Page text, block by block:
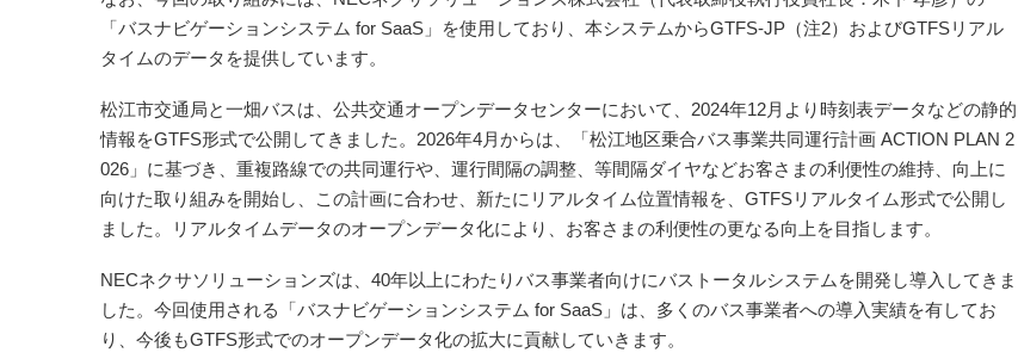
「バスナビゲーションシステム for SaaS」を使用しており、本システムからGTFS-JP（注2）およびGTFSリアル
タイムのデータを提供しています。
松江市交通局と一畑バスは、公共交通オープンデータセンターにおいて、2024年12月より時刻表データなどの静的
情報をGTFS形式で公開してきました。2026年4月からは、「松江地区乗合バス事業共同運行計画 ACTION PLAN 2
026」に基づき、重複路線での共同運行や、運行間隔の調整、等間隔ダイヤなどお客さまの利便性の維持、向上に
向けた取り組みを開始し、この計画に合わせ、新たにリアルタイム位置情報を、GTFSリアルタイム形式で公開し
ました。リアルタイムデータのオープンデータ化により、お客さまの利便性の更なる向上を目指します。
NECネクサソリューションズは、40年以上にわたりバス事業者向けにバストータルシステムを開発し導入してきま
した。今回使用される「バスナビゲーションシステム for SaaS」は、多くのバス事業者への導入実績を有してお
り、今後もGTFS形式でのオープンデータ化の拡大に貢献していきます。